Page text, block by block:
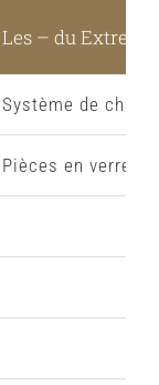
Les – du Extreme
Système de
Pièces en verre